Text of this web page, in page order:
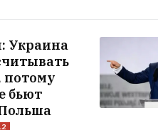
Украина
потому
бьют